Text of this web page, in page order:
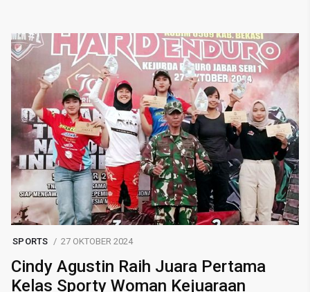
SPORTS 27 OKTOBER 2024
Cindy Agustin Raih Juara Pertama
Kelas Sporty Woman Kejuaraan